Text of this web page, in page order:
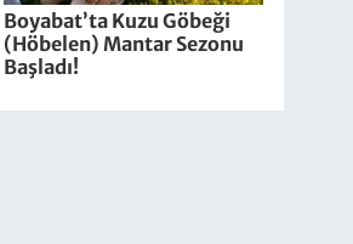
Boyabat’ta Kuzu Göbeği
(Höbelen) Mantar Sezonu
Başladı!